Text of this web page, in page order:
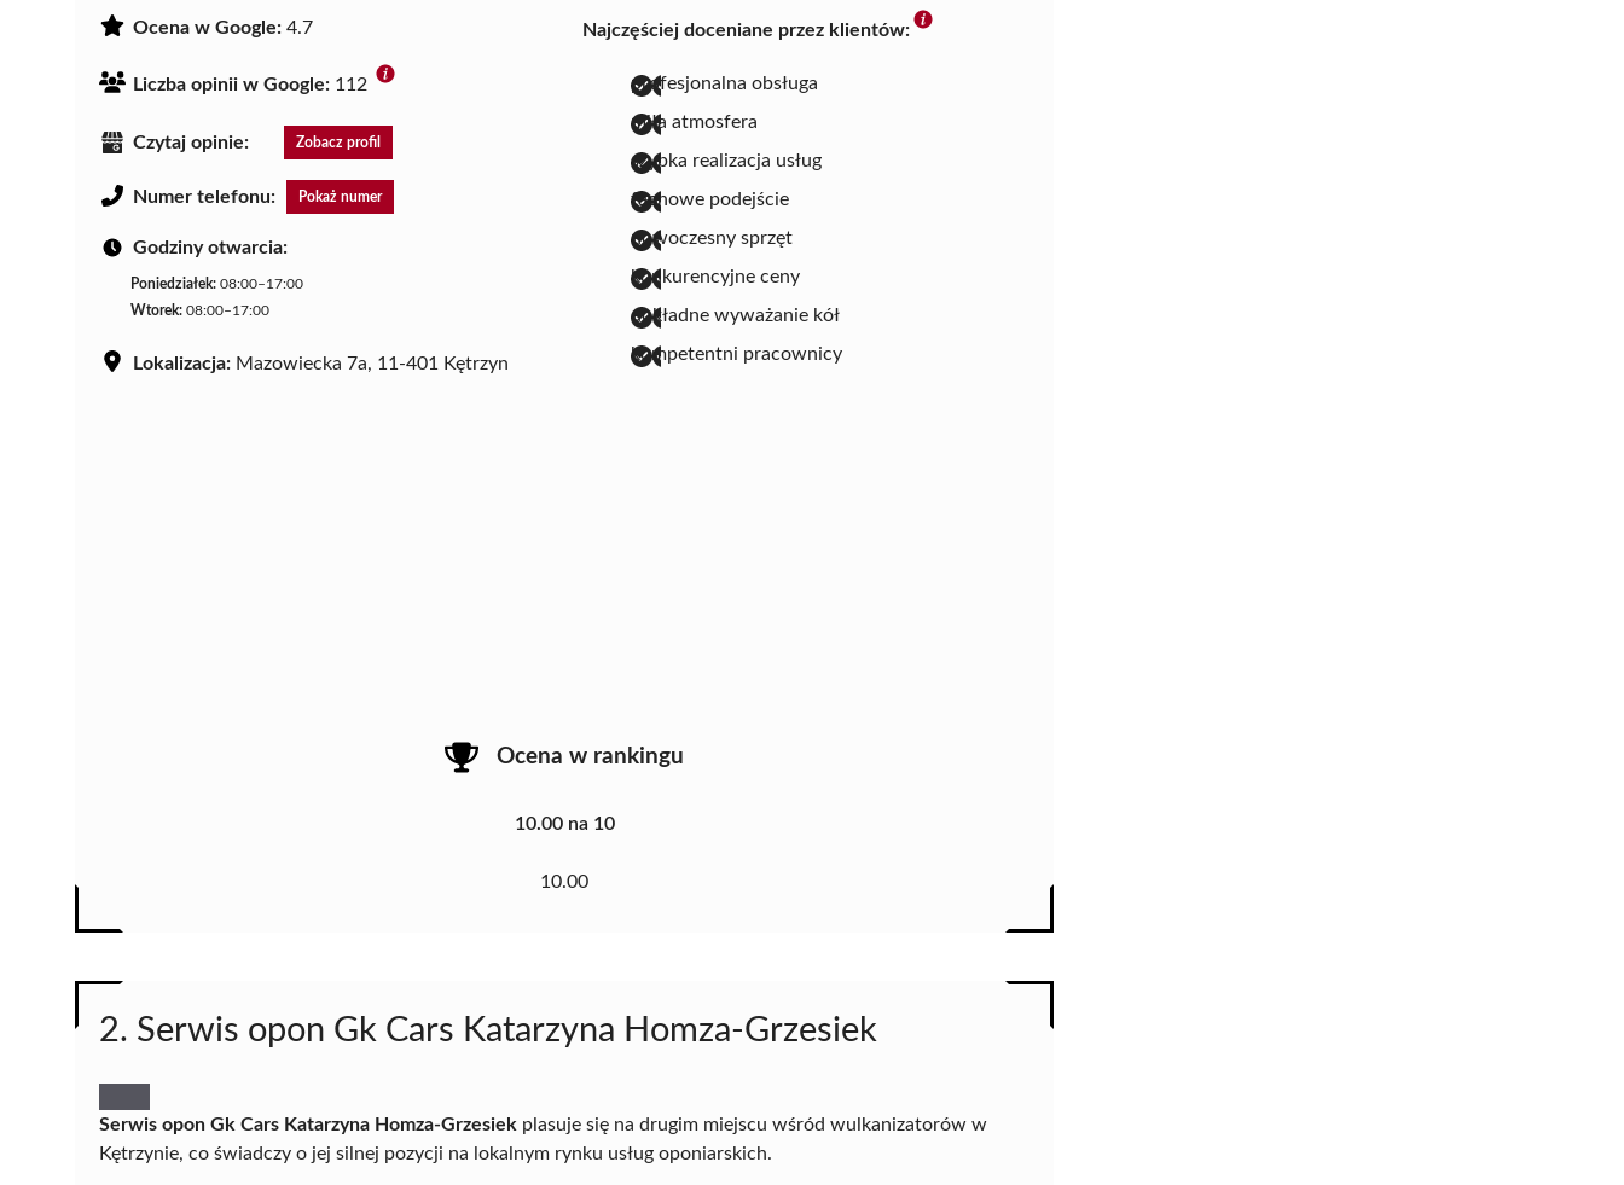
Ocena w Google: 4.7
Liczba opinii w Google: 112
Czytaj opinie: Zobacz profil
Numer telefonu: Pokaż numer
Godziny otwarcia:
Poniedziałek: 08:00–17:00
Wtorek: 08:00–17:00
Lokalizacja: Mazowiecka 7a, 11-401 Kętrzyn
Najczęściej doceniane przez klientów:
profesjonalna obsługa
miła atmosfera
szybka realizacja usług
fachowe podejście
nowoczesny sprzęt
konkurencyjne ceny
dokładne wyważanie kół
kompetentni pracownicy
Ocena w rankingu
10.00 na 10
10.00
2. Serwis opon Gk Cars Katarzyna Homza-Grzesiek
Serwis opon Gk Cars Katarzyna Homza-Grzesiek plasuje się na drugim miejscu wśród wulkanizatorów w
Kętrzynie, co świadczy o jej silnej pozycji na lokalnym rynku usług oponiarskich.